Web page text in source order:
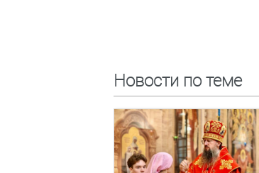
Новости по теме